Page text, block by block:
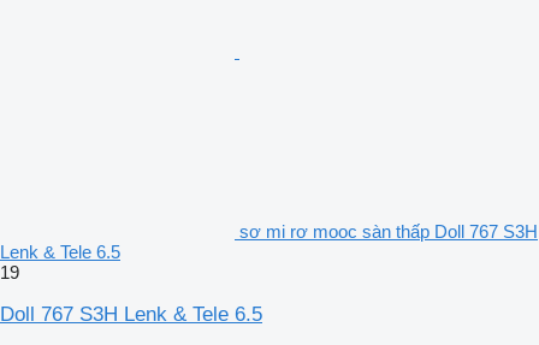
sơ mi rơ mooc sàn thấp Doll 767 S3H
Lenk & Tele 6.5
19
Doll 767 S3H Lenk & Tele 6.5